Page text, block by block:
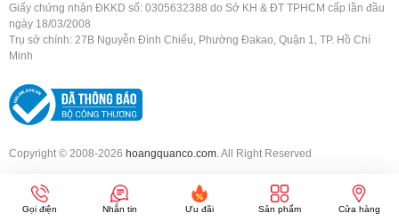
Giấy chứng nhận ĐKKD số: 0305632388 do Sở KH & ĐT TPHCM cấp lần đầu
ngày 18/03/2008
Trụ sở chính: 27B Nguyễn Đình Chiểu, Phường Đakao, Quận 1, TP. Hồ Chí
Minh
Copyright © 2008-2026 hoangquanco.com . All Right Reserved
Gọi điện Nhắn tin Ưu đãi Sản phẩm Cửa hàng